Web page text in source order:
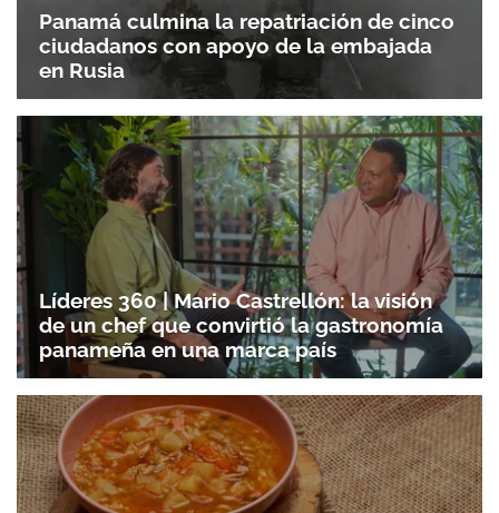
Gracias por suscribirte a nuestro boletín.
ACEPTAR
Panamá culmina la repatriación de cinco
ciudadanos con apoyo de la embajada
en Rusia
Líderes 360 | Mario Castrellón: la visión
de un chef que convirtió la gastronomía
panameña en una marca país